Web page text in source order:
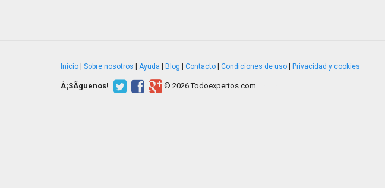
Inicio Sobre nosotros Ayuda Blog Contacto Condiciones de uso Privacidad y cookies
Â¡SÃ­guenos! © 2026 Todoexpertos.com.